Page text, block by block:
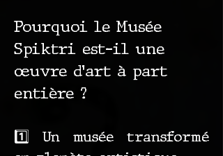
Pourquoi le Musée
Spiktri est-il une
œuvre d’art à part
entière ?
1️⃣ Un musée transformé